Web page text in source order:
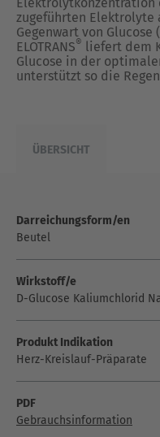
zugeführten Elektrolyte
Gegenwart von
ELOTRANS® liefert dem
Glucose in der
unterstützt so die
ÜBERSICHT
Darreichungsform/en
Beutel
Wirkstoff/e
D-Glucose Kaliumchlorid
Produkt Indikation
Herz-Kreislauf-Präparate
PDF
Gebrauchsinformation